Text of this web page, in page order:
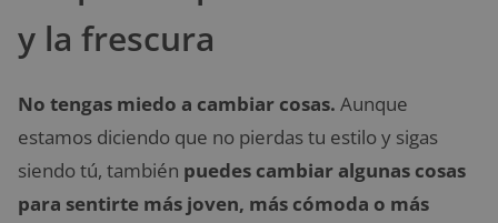
y la frescura
No tengas miedo a cambiar cosas. Aunque
estamos diciendo que no pierdas tu estilo y sigas
siendo tú, también puedes cambiar algunas cosas
para sentirte más joven, más cómoda o más